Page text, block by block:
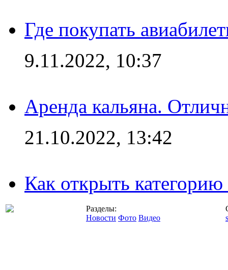
Где покупать
9.11.2022, 10:37
Аренда кальяна.
21.10.2022, 13:42
Как открыть
Разделы:
Новости Фото Видео